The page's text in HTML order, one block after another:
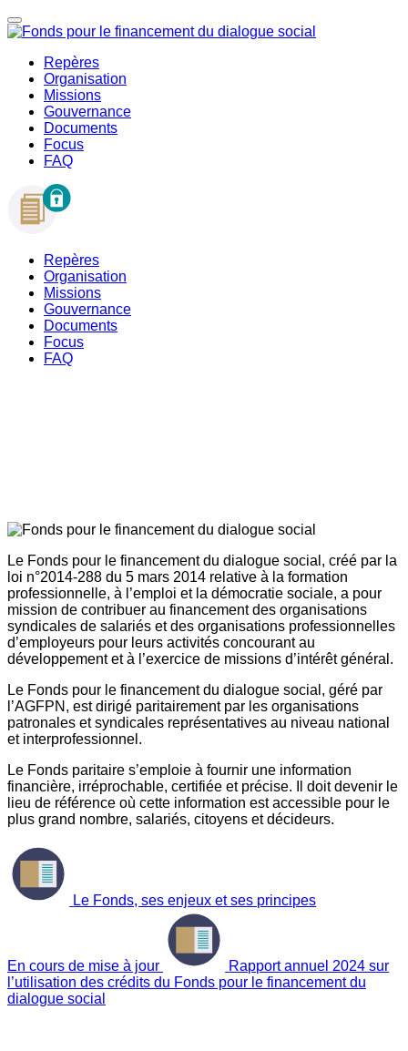
Repères
Organisation
Missions
Gouvernance
Documents
Focus
FAQ
Repères
Organisation
Missions
Gouvernance
Documents
Focus
FAQ
Le Fonds pour le financement du dialogue social, créé par la
loi n°2014-288 du 5 mars 2014 relative à la formation
professionnelle, à l’emploi et la démocratie sociale, a pour
mission de contribuer au financement des organisations
syndicales de salariés et des organisations professionnelles
d’employeurs pour leurs activités concourant au
développement et à l’exercice de missions d’intérêt général.
Le Fonds pour le financement du dialogue social, géré par
l’AGFPN, est dirigé paritairement par les organisations
patronales et syndicales représentatives au niveau national
et interprofessionnel.
Le Fonds paritaire s’emploie à fournir une information
financière, irréprochable, certifiée et précise. Il doit devenir le
lieu de référence où cette information est accessible pour le
plus grand nombre, salariés, citoyens et décideurs.
Le Fonds, ses enjeux et ses principes
En cours de mise à jour
Rapport annuel 2024 sur
l’utilisation des crédits du Fonds pour le financement du
dialogue social